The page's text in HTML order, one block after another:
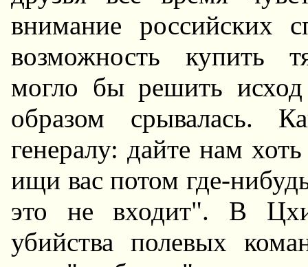
внимание российских
возможность купить
могло бы решить
образом срывалась.
генералу: дайте нам
ищи вас потом где-
это не входит". В
убийства полевых